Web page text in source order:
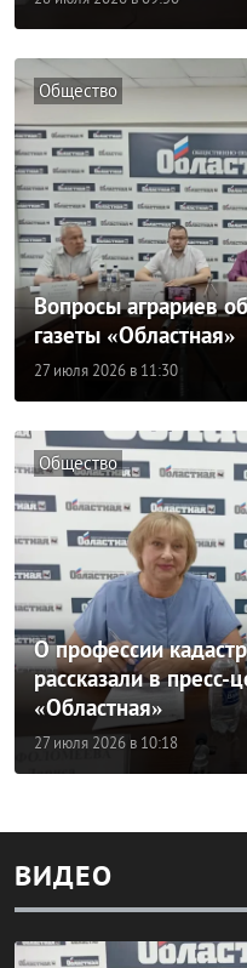
инклюзивных компаний
Общество
Эксперт
грудь, быстрее
04 августа 2026 в 11:18
Общество
О работе частных
организаций
«Областная»
29 июля 2026 в 18:01
ВИДЕО